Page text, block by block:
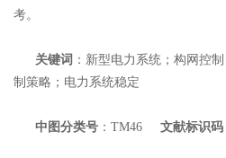
考。
关键词 ：新型电力系统；构网控
制策略；电力系统稳定
中图分类号 ：TM46 文献标识码